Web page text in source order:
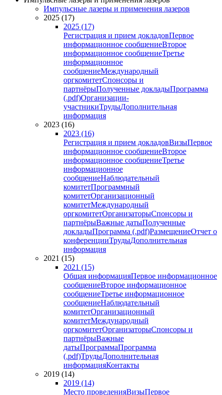
Импульсные лазеры и применения лазеров
2025 (17)
2025 (17)
Регистрация и прием докладовПервое
информационное сообщениеВторое
информационное сообщениеТретье
информационное
сообщениеМеждународный
оргкомитетСпонсоры и
партнёрыПолученные докладыПрограмма
(.pdf)Организации-
участникиТрудыДополнительная
информация
2023 (16)
2023 (16)
Регистрация и прием докладовВизыПервое
информационное сообщениеВторое
информационное сообщениеТретье
информационное
сообщениеНаблюдательный
комитетПрограммный
комитетОрганизационный
комитетМеждународный
оргкомитетОрганизаторыСпонсоры и
партнёрыВажные датыПолученные
докладыПрограмма (.pdf)РазмещениеОтчет о
конференцииТрудыДополнительная
информация
2021 (15)
2021 (15)
Общая информацияПервое информационное
сообщениеВторое информационное
сообщениеТретье информационное
сообщениеНаблюдательный
комитетОрганизационный
комитетМеждународный
оргкомитетОрганизаторыСпонсоры и
партнёрыВажные
датыПрограммаПрограмма
(.pdf)ТрудыДополнительная
информацияКонтакты
2019 (14)
2019 (14)
Место проведенияВизыПервое